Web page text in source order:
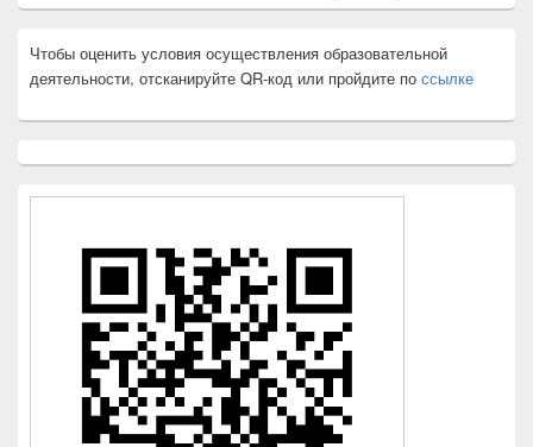
Чтобы оценить условия осуществления образовательной
деятельности, отсканируйте QR-код или пройдите по ссылке